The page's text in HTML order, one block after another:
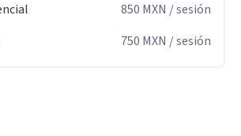
850 MXN / sesión
750 MXN / sesión